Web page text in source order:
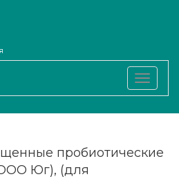
Toggle
пробиотические
Юг), (для